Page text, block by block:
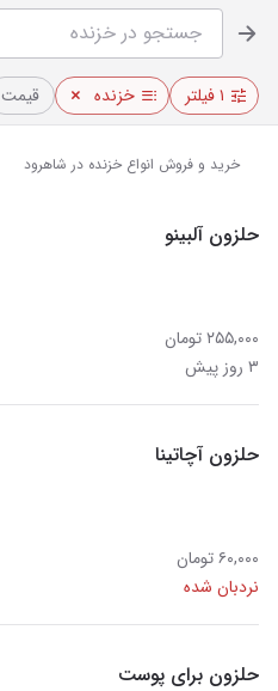
۱ فیلتر خزنده قیمت
خرید و فروش انواع خزنده در شاهرود
حلزون آلبینو
۲۵۵,۰۰۰ تومان
۳ روز پیش
حلزون آچاتینا
۶۰,۰۰۰ تومان
نردبان شده
حلزون برای پوست